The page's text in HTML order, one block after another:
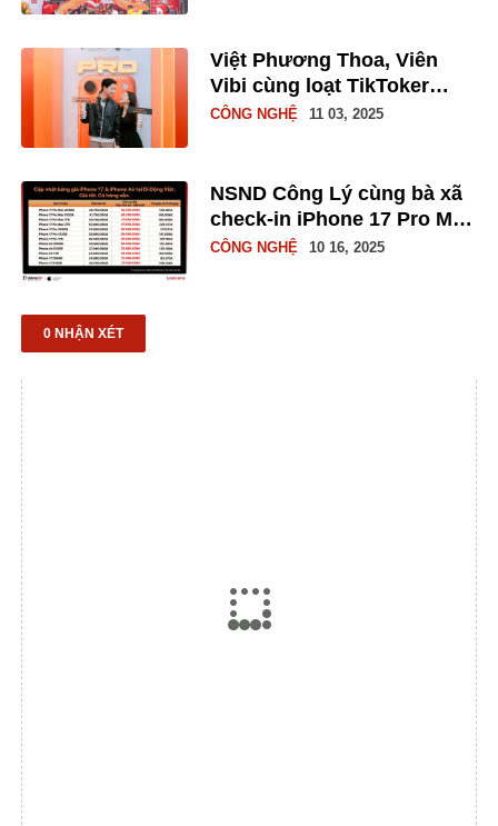
Việt Phương Thoa, Viên
Vibi cùng loạt TikToker
trade-in iPhone 17 Pro Max
CÔNG NGHỆ 11 03, 2025
NSND Công Lý cùng bà xã
check-in iPhone 17 Pro Max
tại Di Động Việt
CÔNG NGHỆ 10 16, 2025
0 NHẬN XÉT